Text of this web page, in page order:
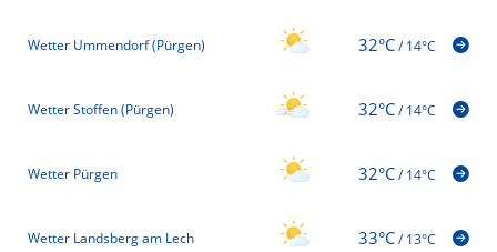
Wetter Ummendorf (Pürgen) 32°C/14°C
Wetter Stoffen (Pürgen) 32°C/14°C
Wetter Pürgen 32°C/14°C
Wetter Landsberg am Lech 33°C/13°C